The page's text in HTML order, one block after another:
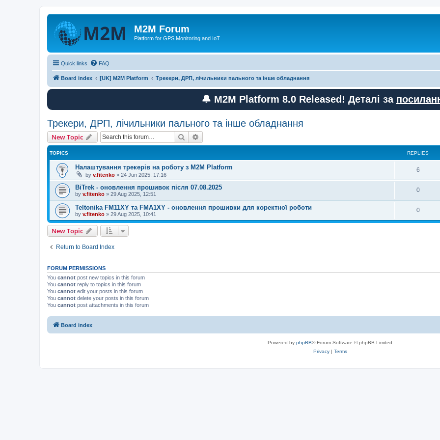
M2M Forum
Platform for GPS Monitoring and IoT
Quick links FAQ
Board index [UK] M2M Platform Трекери, ДРП, лічильники пального та інше обладнання
🔔 M2M Platform 8.0 Released! Деталі за
Трекери, ДРП, лічильники пального та інше обладнання
New Topic Search
TOPICS REPLIES
Налаштування трекерів на роботу з M2M Platform
by v.fitenko » 24 Jun 2025, 17:16
6R
e
l
i
BiTrek - оновлення прошивок після 07.08.2025
by v.fitenko » 29 Aug 2025, 12:51
0R
e
Teltonika FM11XY та FMA1XY - оновлення прошивки для коректної роботи
by v.fitenko » 29 Aug 2025, 10:41
0R
e
e
New Topic
Return to Board Index
FORUM PERMISSIONS
You cannot post new topics in this forum
You cannot reply to topics in this forum
You cannot edit your posts in this forum
You cannot delete your posts in this forum
You cannot post attachments in this forum
Board index
Powered by phpBB® Forum Software © phpBB Limited
Privacy| Terms